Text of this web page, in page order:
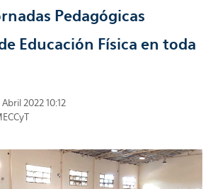
Pedagógicas
Educación Física en toda
2022 10:12